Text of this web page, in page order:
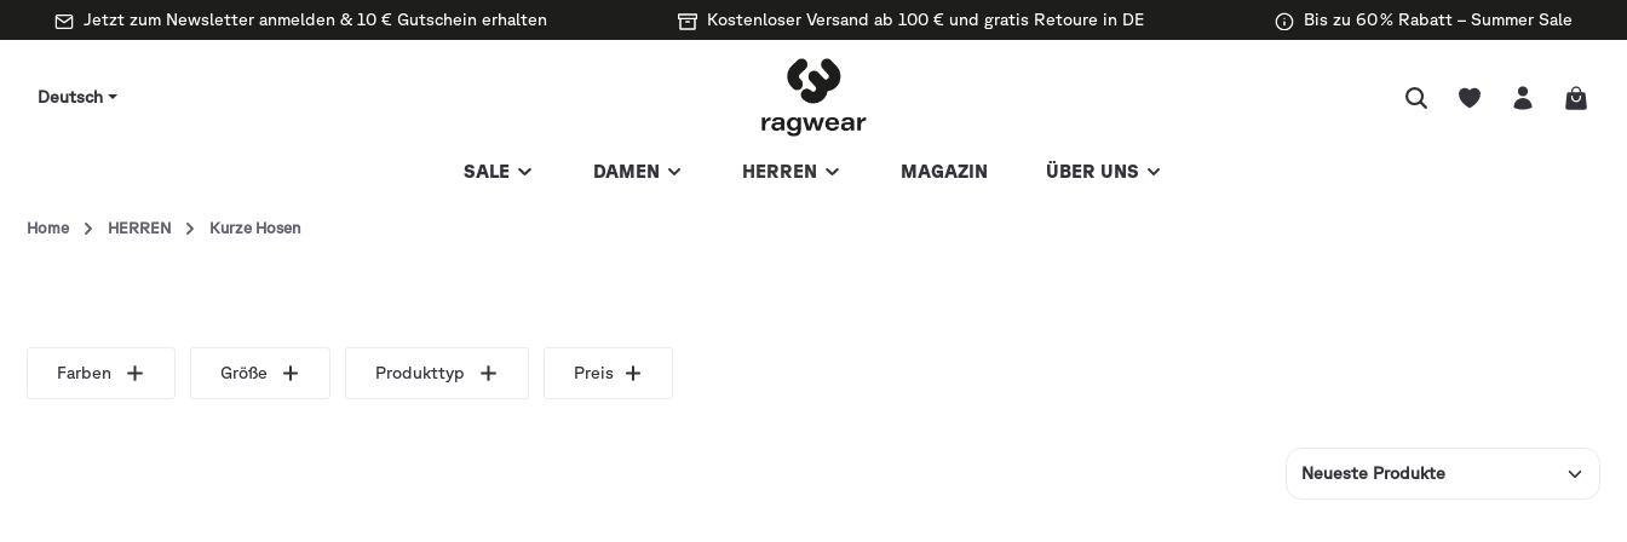
Jetzt zum Newsletter anmelden & 10 € Gutschein erhalten Kostenloser Versand ab 100 € und gratis Retoure in DE Bis zu 60 % Rabatt – Summer Sale
Deutsch
SALE DAMEN HERREN MAGAZIN ÜBER UNS
Home HERREN Kurze Hosen
Farben Größe Produkttyp Preis